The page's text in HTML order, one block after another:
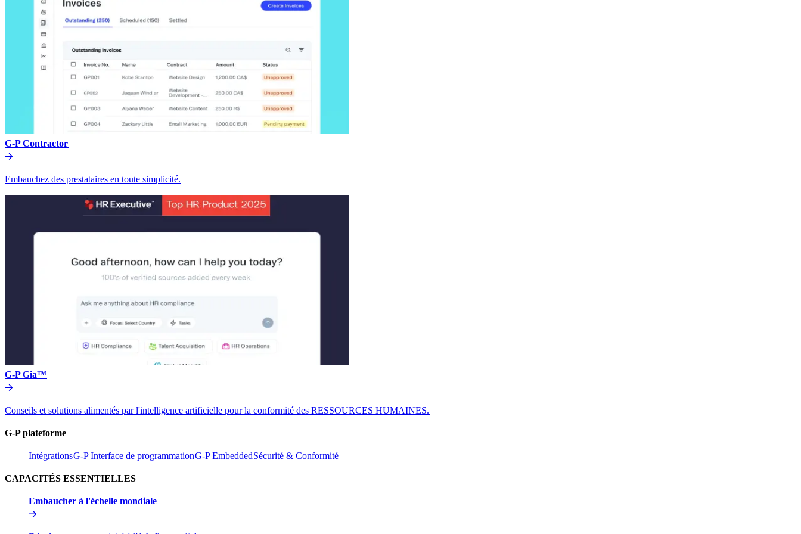
G-P Contractor​​
Embauchez des prestataires en toute simplicité.​​
G-P Gia™​​
Conseils et solutions alimentés par l'intelligence artificielle pour la conformité des RESSOURCES HUMAINES.​​
G-P plateforme​​
Intégrations​​G-P Interface de programmation​​G-P Embedded​​Sécurité & Conformité​​
CAPACITÉS ESSENTIELLES​​
Embaucher à l'échelle mondiale​​